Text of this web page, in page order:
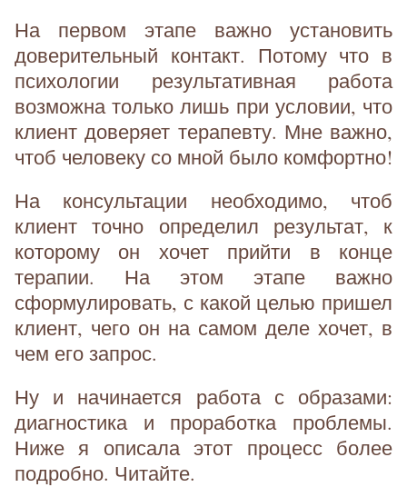
На первом этапе важно установить
доверительный контакт. Потому что в
психологии результативная работа
возможна только лишь при условии, что
клиент доверяет терапевту. Мне важно,
чтоб человеку со мной было комфортно!
На консультации необходимо, чтоб
клиент точно определил результат, к
которому он хочет прийти в конце
терапии. На этом этапе важно
сформулировать, с какой целью пришел
клиент, чего он на самом деле хочет, в
чем его запрос.
Ну и начинается работа с образами:
диагностика и проработка проблемы.
Ниже я описала этот процесс более
подробно. Читайте.